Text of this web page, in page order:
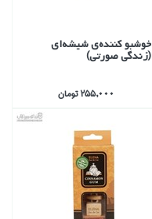
خوشبو كننده‌ي شيشه‌اي
(زندگي صورتي)
255,000 تومان